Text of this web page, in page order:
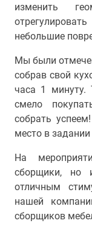
изменить
небольшие
Мы были
собрав свой
часа 1 минуту.
смело
собрать
место в
На
сборщики, но
отличным
нашей
сборщиков